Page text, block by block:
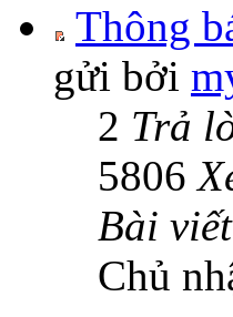
Thông
gửi bởi
2 Trả
5806
Bài
Chủ